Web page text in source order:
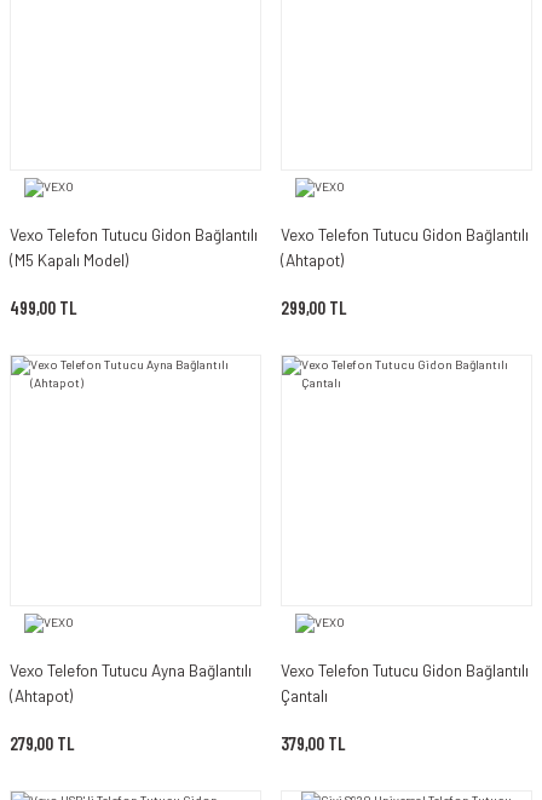
Vexo Telefon Tutucu Gidon Bağlantılı
(M5 Kapalı Model)
499,00 TL
Vexo Telefon Tutucu Gidon Bağlantılı
(Ahtapot)
299,00 TL
Vexo Telefon Tutucu Ayna Bağlantılı
(Ahtapot)
279,00 TL
Vexo Telefon Tutucu Gidon Bağlantılı
Çantalı
379,00 TL